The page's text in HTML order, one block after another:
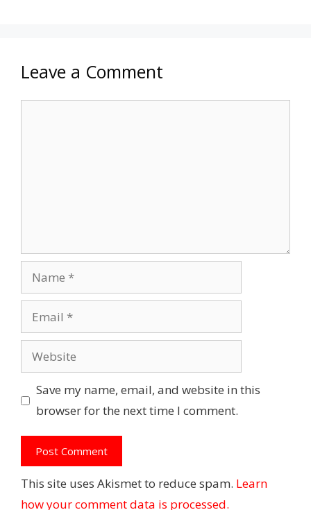
Leave a Comment
Name
Email
Website
Save my name, email, and website in this
browser for the next time I comment.
This site uses Akismet to reduce spam. Learn
how your comment data is processed.